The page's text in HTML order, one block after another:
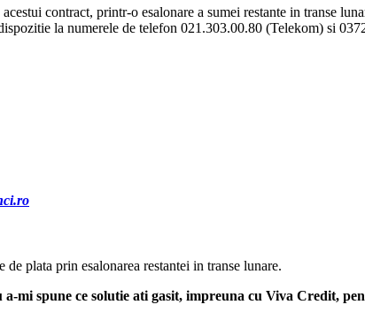
contract, printr-o esalonare a sumei restante in transe
la numerele de telefon 021.303.00.80 (Telekom) si
de plata prin esalonarea restantei in transe lunare.
mi spune ce solutie ati gasit, impreuna cu Viva Credit,